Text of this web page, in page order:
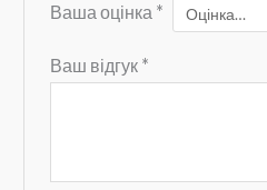
Ваша оцінка *
Ваш відгук *